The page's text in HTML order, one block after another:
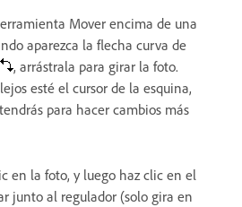
Mover encima de una
aparezca la flecha curva de
, arrástrala para girar la foto.
esté el cursor de la esquina,
para hacer cambios más
en la foto, y luego haz clic en el
junto al regulador (solo gira en